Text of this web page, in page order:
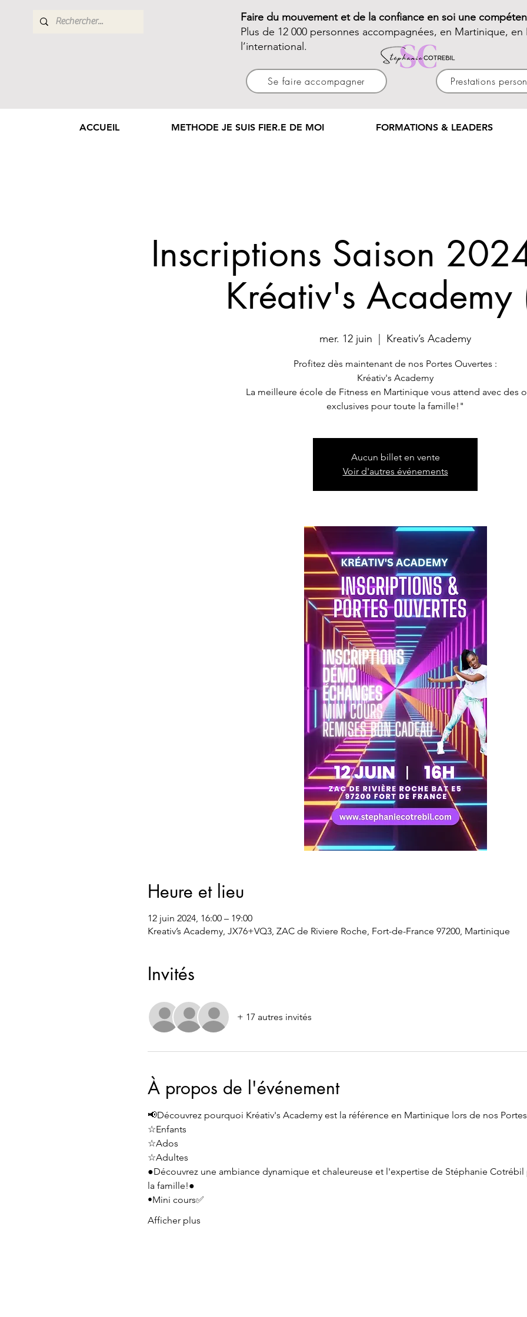
Faire du mouvement et de la confiance en soi une
Plus de 12 000 personnes accompagnées, en Martinique, en
l’international.
Se faire accompagner Prestations
ACCUEIL METHODE JE SUIS FIER.E DE MOI FORMATIONS & LEADERS
Inscriptions Saison
Kréativ's Academy
mer. 12 juin Kreativ’s Academy
Profitez dès maintenant de nos Portes Ouvertes :
Kréativ's Academy
La meilleure école de Fitness en Martinique vous attend avec des
Aucun billet en vente
Voir d'autres événements
Heure et lieu
12 juin 2024, 16:00 – 19:00
Kreativ’s Academy, JX76+VQ3, ZAC de Riviere Roche, Fort-de-France 97200, Martinique
Invités
+ 17 autres invités
À propos de l'événement
📢Découvrez pourquoi Kréativ's Academy est la référence en Martinique lors de nos
☆Enfants
☆Ados
☆Adultes
●Découvrez une ambiance dynamique et chaleureuse et l'expertise de Stéphanie
la famille!●
•Mini cours✅️
Afficher plus